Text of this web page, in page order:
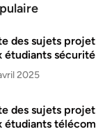
des sujets
étudiants
2025
des sujets
étudiants